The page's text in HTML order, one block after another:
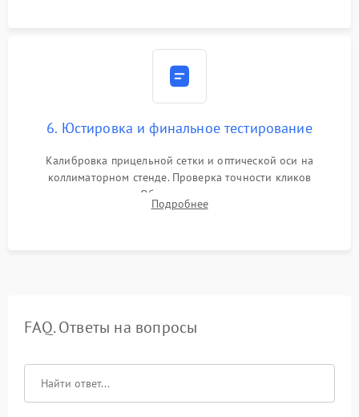
6. Юстировка и финальное тестирование
Калибровка прицельной сетки и оптической оси на
коллиматорном стенде. Проверка точности кликов
механизма поправок. Обязательное испытание прицела на
ударном стенде для проверки устойчивости к отдаче и
Подробнее
FAQ. Ответы на вопросы